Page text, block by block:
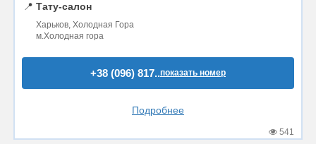
📍 Тату-салон
Харьков, Холодная Гора
м.Холодная гора
+38 (096) 817..показать номер
Подробнее
541